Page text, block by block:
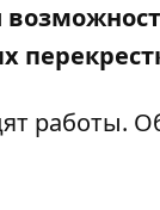
работы.